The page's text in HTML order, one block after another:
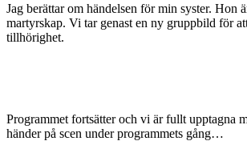
Jag berättar om händelsen för min syster. Hon
martyrskap. Vi tar genast en ny gruppbild för
tillhörighet.
Programmet fortsätter och vi är fullt upptagna
händer på scen under programmets gång…